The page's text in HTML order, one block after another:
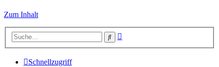
Zum Inhalt
Suche
Schnellzugriff